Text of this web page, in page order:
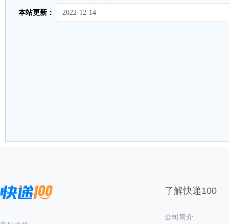
本站更新： 2022-12-14
了解快递100
公司简介